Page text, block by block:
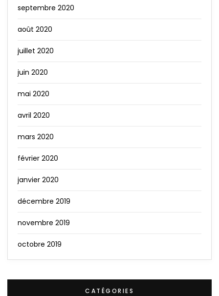
septembre 2020
août 2020
juillet 2020
juin 2020
mai 2020
avril 2020
mars 2020
février 2020
janvier 2020
décembre 2019
novembre 2019
octobre 2019
CATÉGORIES